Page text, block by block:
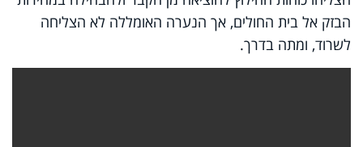
הבזק אל בית החולים, אך הנערה האומללה לא הצליחה
לשרוד, ומתה בדרך.